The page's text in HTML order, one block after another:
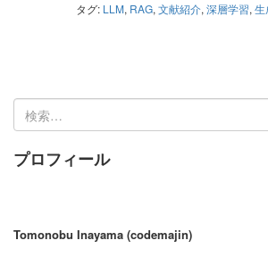
タグ: LLM, RAG, 文献紹介, 深層学習, 生
検
索:
プロフィール
Tomonobu Inayama (codemajin)